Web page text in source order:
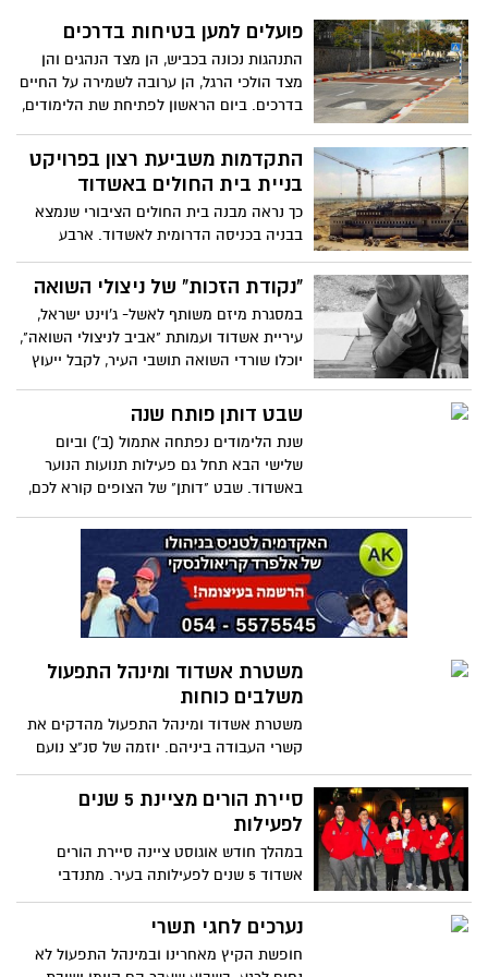
פועלים למען בטיחות בדרכים
התנהגות נכונה בכביש, הן מצד הנהגים והן
מצד הולכי הרגל, הן ערובה לשמירה על החיים
בדרכים. ביום הראשון לפתיחת שת הלימודים,
יחדיו על מנת להבטיח שהתלמידים יגיעו
בבטחה לבית הספר. מעברי החצייה צבועים,
מיזם "נשק וסע" בעיצומו, הורים והנהלות בתי
הספר משתפים פעולה ומה שחשוב להתמיד
ולהתנהג נכון כל השנה ובכל מקום.
התקדמות משביעת רצון בפרויקט
בניית בית החולים באשדוד
כך נראה מבנה בית החולים הציבורי שנמצא
בבניה בכניסה הדרומית לאשדוד. ארבע
קומות כבר הושלמו בבית החולים, ביניהם שתי
קומות אשפוז מתחת לאדמה. המבנה כולו
הפעילות בו להתקיים ללא הפרעה
"נקודת הזכות" של ניצולי השואה
במסגרת מיזם משותף לאשל- ג'וינט ישראל,
עיריית אשדוד ועמותת "אביב לניצולי השואה",
יוכלו שורדי השואה תושבי העיר, לקבל ייעוץ
תשלום "נקודת זכות" תפעל מידי יום שני
בבוקר במועדון "עמיחי לניצולי השואה", רחוב
ההגנה 4, רובע א'
שבט דותן פותח שנה
שנת הלימודים נפתחה אתמול (ב') וביום
שלישי הבא תחל גם פעילות תנועות הנוער
באשדוד. שבט "דותן" של הצופים קורא לכם,
במיוחד, כל הפרטים בכתבה
משטרת אשדוד ומינהל התפעול
משלבים כוחות
משטרת אשדוד ומינהל התפעול מהדקים את
קשרי העבודה ביניהם. יוזמה של סנ"צ נועם
שקל – מפקד תחנת המשטרה באשדוד, באה
לגבש נהלי עבודה ותיאום אופטימאלי בין
הארגונים המופקדים על הסדר הציבורי ומתן
נוספת במדיניות התושב במרכז – הגברת
תחושת הביטחון והשירות לתושב ברובע
סיירת הורים מציינת 5 שנים
לפעילות
במהלך חודש אוגוסט ציינה סיירת הורים
אשדוד 5 שנים לפעילותה בעיר. מתנדבי
הסיירת, מקיימים פעילות חשובה ומבורכת
במהלך כל ימי השנה בדגש על סופי שבוע,
המתנדבים תוכלו לפגוש בפארקים ובחופי
נערכים לחגי תשרי
חופשת הקיץ מאחרינו ובמינהל התפעול לא